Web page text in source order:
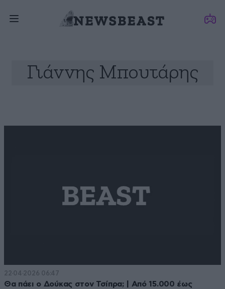
Γιάννης Μπουτάρης
22·04·2026 06:47
Θα πάει ο Δούκας στον Τσίπρα; | Από 15.000 έως